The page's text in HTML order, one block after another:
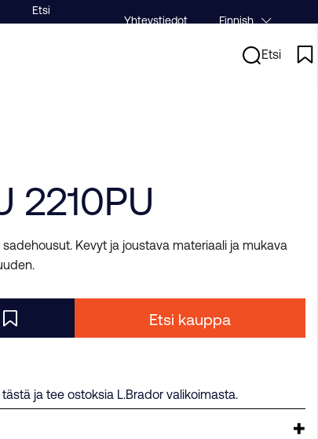
Etsi
Yhteystiedot Finnish
Etsi
2210PU
Kevyt ja joustava materiaali ja mukava
Etsi kauppa
ja tee ostoksia L.Brador valikoimasta.